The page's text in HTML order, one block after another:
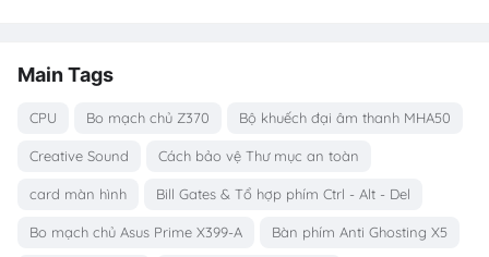
Main Tags
CPU Bo mạch chủ Z370 Bộ khuếch đại âm thanh MHA50
Creative Sound Cách bảo vệ Thư mục an toàn
card màn hình Bill Gates & Tổ hợp phím Ctrl - Alt - Del
Bo mạch chủ Asus Prime X399-A Bàn phím Anti Ghosting X5